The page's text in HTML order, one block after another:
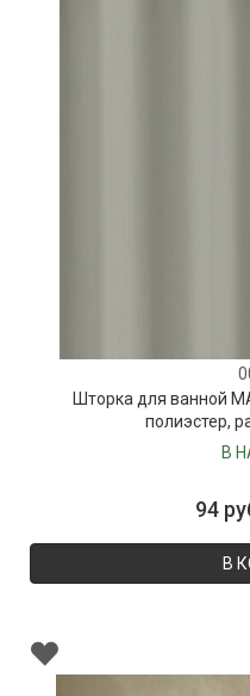
Шторка для ванной
полиэстер,
В
94
В